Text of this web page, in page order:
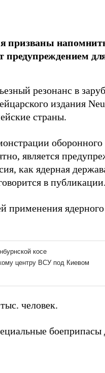
призваны
предупреждением
резонанс в
издания
страны.
является
как ядерная
в публикации.
применения
человек.
боеприпасы